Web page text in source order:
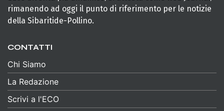
rimanendo ad oggi il punto di riferimento per le notizie
della Sibaritide-Pollino.
CONTATTI
Chi Siamo
La Redazione
Scrivi a l'ECO